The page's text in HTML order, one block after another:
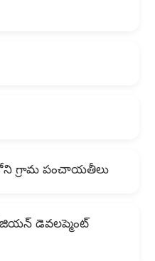
గ్రామ పంచాయతీలు
డెవలప్మెంట్